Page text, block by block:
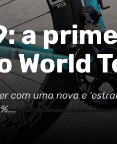
a
World
com uma nova e